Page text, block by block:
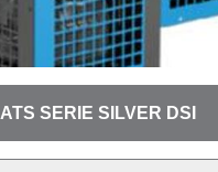
ATS SERIE SILVER DSI